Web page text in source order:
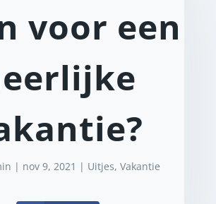
voor een
| nov 9, 2021 | Uitjes, Vakantie